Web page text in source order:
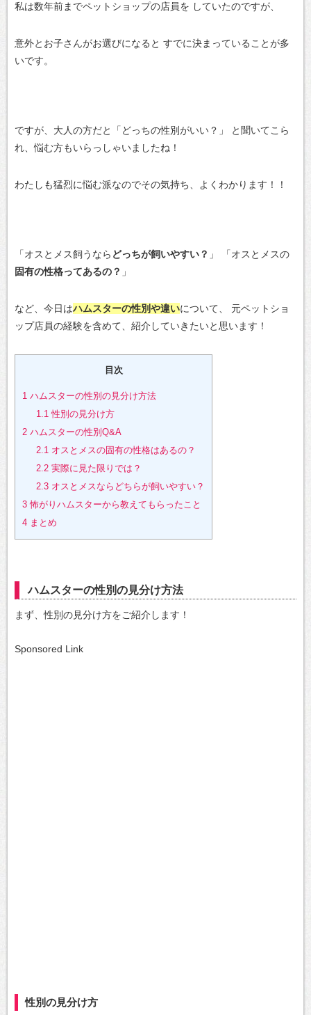
私は数年前までペットショップの店員を していたのですが、
意外とお子さんがお選びになると すでに決まっていることが多
いです。
ですが、大人の方だと「どっちの性別がいい？」
と聞いてこら
れ、悩む方もいらっしゃいましたね！
わたしも猛烈に悩む派なのでその気持ち、よくわかります！！
「オスとメス飼うなら どっちが飼いやすい？ 」
「オスとメスの
固有の性格ってあるの？ 」
など、今日はハムスターの性別や違いについて、
元ペットショ
ップ店員の経験を含めて、紹介していきたいと思います！
目次
1 ハムスターの性別の見分け方法
1.1性別の見分け方
2 ハムスターの性別Q&A
2.1オスとメスの固有の性格はあるの？
2.2実際に見た限りでは？
2.3オスとメスならどちらが飼いやすい？
3 怖がりハムスターから教えてもらったこと
4 まとめ
ハムスターの性別の見分け方法
まず、性別の見分け方をご紹介します！
Sponsored Link
性別の見分け方